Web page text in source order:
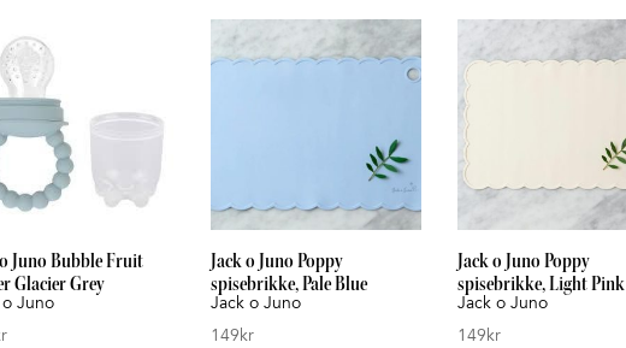
Juno Bubble Fruit
Glacier Grey
Juno
Jack o Juno Poppy
spisebrikke, Pale Blue
Jack o Juno
149kr
Jack o Juno Poppy
spisebrikke, Light Pink
Jack o Juno
149kr